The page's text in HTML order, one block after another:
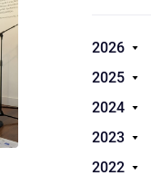
2026
2025
2024
2023
2022